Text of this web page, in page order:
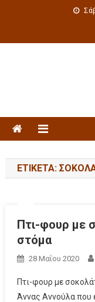
ΕΤΙΚΈΤΑ:
Πτι-φουρ με
στόμα
28 Μαΐου 2020
Πτι-φουρ με
Άννας Αννούλα που